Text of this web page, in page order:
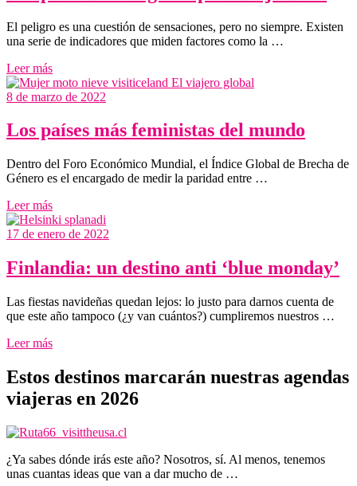
El peligro es una cuestión de sensaciones, pero no siempre. Existen
una serie de indicadores que miden factores como la …
Leer más
8 de marzo de 2022
Los países más feministas del mundo
Dentro del Foro Económico Mundial, el Índice Global de Brecha de
Género es el encargado de medir la paridad entre …
Leer más
17 de enero de 2022
Finlandia: un destino anti ‘blue monday’
Las fiestas navideñas quedan lejos: lo justo para darnos cuenta de
que este año tampoco (¿y van cuántos?) cumpliremos nuestros …
Leer más
Estos destinos marcarán nuestras agendas
viajeras en 2026
¿Ya sabes dónde irás este año? Nosotros, sí. Al menos, tenemos
unas cuantas ideas que van a dar mucho de …